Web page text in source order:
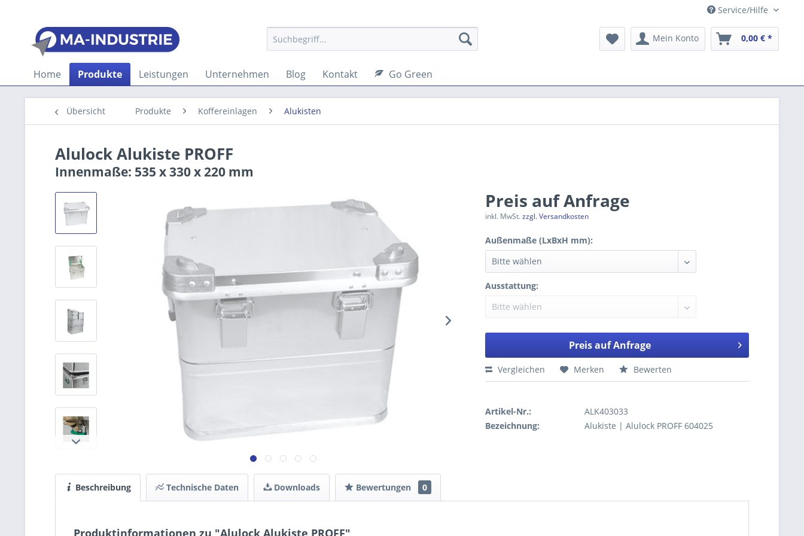
Service/Hilfe
Mein Konto 0,00 € *
Home Produkte Leistungen Unternehmen Blog Kontakt Go Green
Übersicht Produkte Koffereinlagen Alukisten
Alulock Alukiste PROFF
Innenmaße: 535 x 330 x 220 mm
Preis auf Anfrage
inkl. MwSt.zzgl. Versandkosten
Außenmaße (LxBxH mm):
Ausstattung:
Preis auf Anfrage
Vergleichen Merken Bewerten
Artikel-Nr.:
ALK403033
Bezeichnung:
Alukiste | Alulock PROFF 604025
Beschreibung Technische Daten Downloads Bewertungen 0
Produktinformationen zu "Alulock Alukiste PROFF"